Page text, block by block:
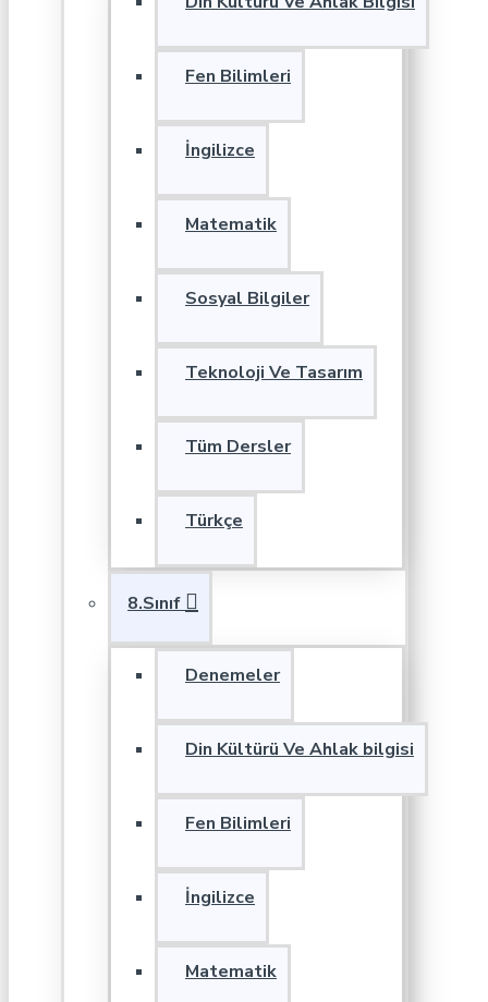
Fen Bilimleri
İngilizce
Matematik
Sosyal Bilgiler
Teknoloji Ve Tasarım
Tüm Dersler
Türkçe
8.Sınıf
Denemeler
Din Kültürü Ve Ahlak bilgisi
Fen Bilimleri
İngilizce
Matematik